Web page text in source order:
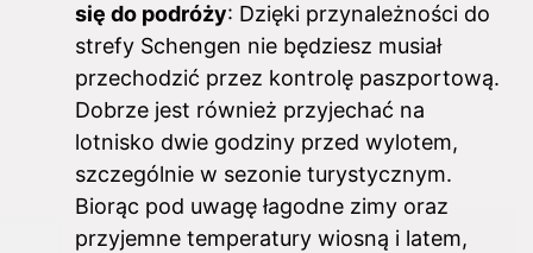
się do podróży: Dzięki przynależności do
strefy Schengen nie będziesz musiał
przechodzić przez kontrolę paszportową.
Dobrze jest również przyjechać na
lotnisko dwie godziny przed wylotem,
szczególnie w sezonie turystycznym.
Biorąc pod uwagę łagodne zimy oraz
przyjemne temperatury wiosną i latem,